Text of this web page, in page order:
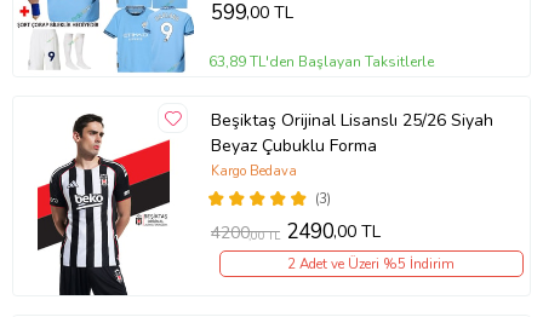
599,00 TL
63,89 TL'den Başlayan Taksitlerle
Beşiktaş Orijinal Lisanslı 25/26 Siyah
Beyaz Çubuklu Forma
(3)
Kargo Bedava
4200,00 TL 2490,00 TL
2 Adet ve Üzeri %5 İndirim